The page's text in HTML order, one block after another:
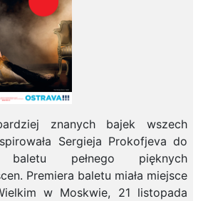
znanych bajek wszech
Sergieja Prokofjeva do
baletu pełnego pięknych
Premiera baletu miała miejsce
w Moskwie, 21 listopada